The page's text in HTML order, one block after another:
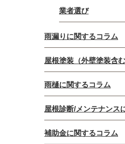
業者選び
雨漏りに関するコラム
屋根塗装（外壁塗装含
雨樋に関するコラム
屋根診断/メンテナンス
補助金に関するコラム